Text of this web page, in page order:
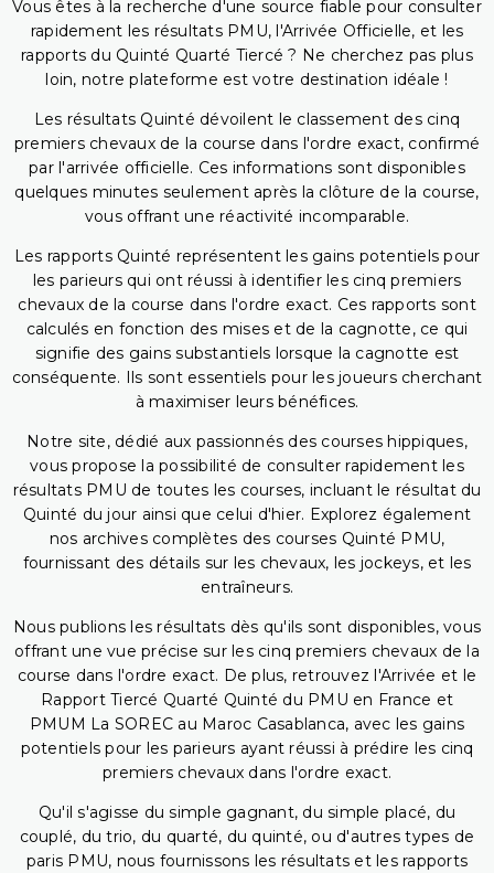
Vous êtes à la recherche d'une source fiable pour consulter
rapidement les résultats PMU, l'Arrivée Officielle, et les
rapports du Quinté Quarté Tiercé ? Ne cherchez pas plus
loin, notre plateforme est votre destination idéale !
Les résultats Quinté dévoilent le classement des cinq
premiers chevaux de la course dans l'ordre exact, confirmé
par l'arrivée officielle. Ces informations sont disponibles
quelques minutes seulement après la clôture de la course,
vous offrant une réactivité incomparable.
Les rapports Quinté représentent les gains potentiels pour
les parieurs qui ont réussi à identifier les cinq premiers
chevaux de la course dans l'ordre exact. Ces rapports sont
calculés en fonction des mises et de la cagnotte, ce qui
signifie des gains substantiels lorsque la cagnotte est
conséquente. Ils sont essentiels pour les joueurs cherchant
à maximiser leurs bénéfices.
Notre site, dédié aux passionnés des courses hippiques,
vous propose la possibilité de consulter rapidement les
résultats PMU de toutes les courses, incluant le résultat du
Quinté du jour ainsi que celui d'hier. Explorez également
nos archives complètes des courses Quinté PMU,
fournissant des détails sur les chevaux, les jockeys, et les
entraîneurs.
Nous publions les résultats dès qu'ils sont disponibles, vous
offrant une vue précise sur les cinq premiers chevaux de la
course dans l'ordre exact. De plus, retrouvez l'Arrivée et le
Rapport Tiercé Quarté Quinté du PMU en France et
PMUM La SOREC au Maroc Casablanca, avec les gains
potentiels pour les parieurs ayant réussi à prédire les cinq
premiers chevaux dans l'ordre exact.
Qu'il s'agisse du simple gagnant, du simple placé, du
couplé, du trio, du quarté, du quinté, ou d'autres types de
paris PMU, nous fournissons les résultats et les rapports